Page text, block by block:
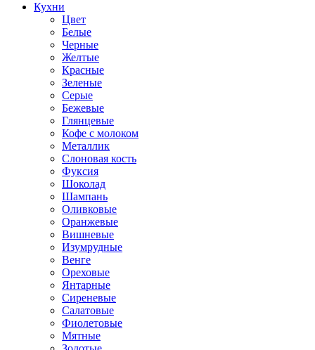
Кухни
Цвет
Белые
Черные
Желтые
Красные
Зеленые
Серые
Бежевые
Глянцевые
Кофе с молоком
Металлик
Слоновая кость
Фуксия
Шоколад
Шампань
Оливковые
Оранжевые
Вишневые
Изумрудные
Венге
Ореховые
Янтарные
Сиреневые
Салатовые
Фиолетовые
Мятные